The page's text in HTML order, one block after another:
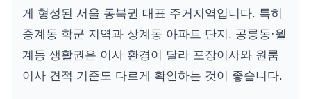
게 형성된 서울 동북권 대표 주거지역입니다. 특히
중계동 학군 지역과 상계동 아파트 단지, 공릉동·월
계동 생활권은 이사 환경이 달라 포장이사와 원룸
이사 견적 기준도 다르게 확인하는 것이 좋습니다.